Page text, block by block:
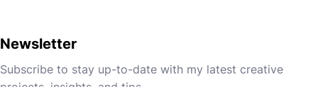
Newsletter
Subscribe to stay up-to-date with my latest creative
projects, insights, and tips.